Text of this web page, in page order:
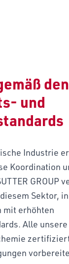
und
Industrie
Koordination
GROUP
Sektor,
mit erhöhten
Alle